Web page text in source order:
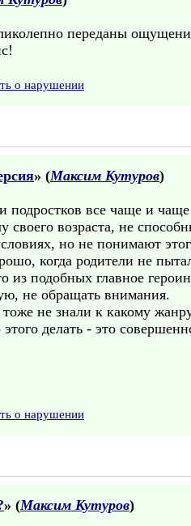
переданы
о нарушении
» (Максим Кутуров)
подростков все чаще и
возраста, не
но не понимают
когда родители не
подобных главное
не обращать внимания.
не знали к какому
делать - это
о нарушении
» (Максим Кутуров)